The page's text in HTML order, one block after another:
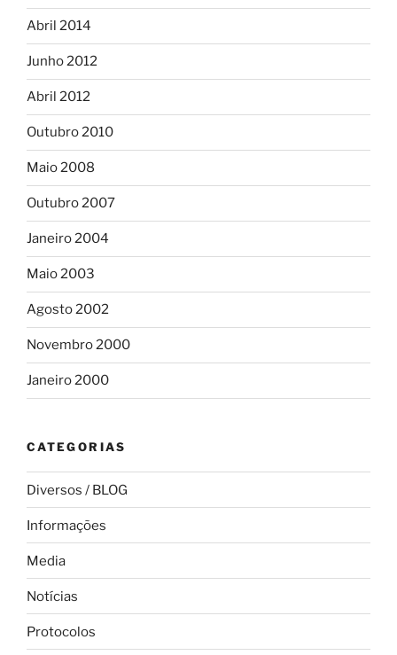
Abril 2014
Junho 2012
Abril 2012
Outubro 2010
Maio 2008
Outubro 2007
Janeiro 2004
Maio 2003
Agosto 2002
Novembro 2000
Janeiro 2000
CATEGORIAS
Diversos / BLOG
Informações
Media
Notícias
Protocolos